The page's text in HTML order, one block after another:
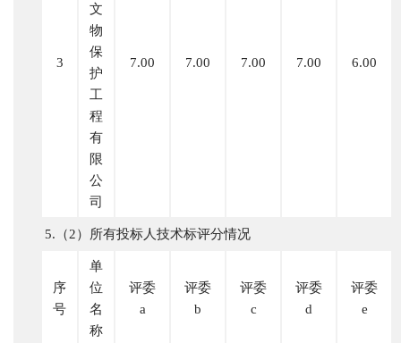
3
文
物
保
护
工
程
有
限
公
司
7.00 7.00 7.00 7.00 6.00
5.（2）所有投标人技术标评分情况
序
号
单
位
名
称
评委
a
评委
b
评委
c
评委
d
评委
e